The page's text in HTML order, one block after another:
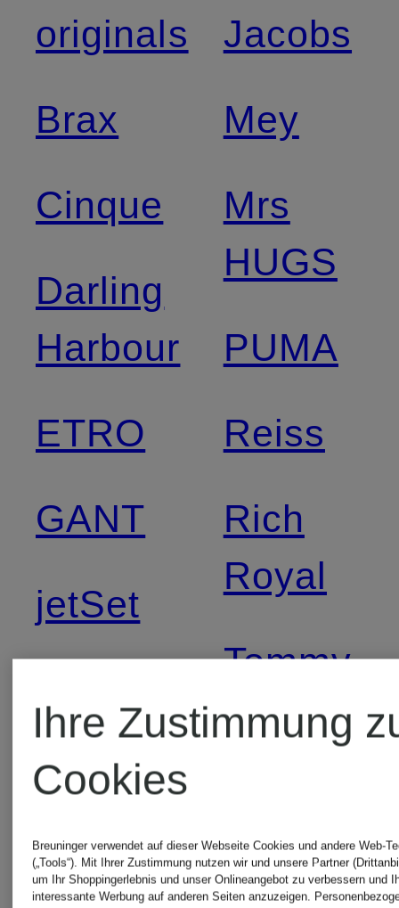
originals
Brax
Cinque
Darling
Harbour
ETRO
GANT
jetSet
Lacoste
Lilienfels
Jacobs
Mey
Mrs
HUGS
PUMA
Reiss
Rich
Royal
Tommy
Jeans
Ihre Zustimmung
Cookies
Breuninger verwendet auf dieser Webseite Cookies und andere Web-
(„Tools“). Mit Ihrer Zustimmung nutzen wir und unsere Partner
um Ihr Shoppingerlebnis und unser Onlineangebot zu verbessern und
interessante Werbung auf anderen Seiten anzuzeigen.